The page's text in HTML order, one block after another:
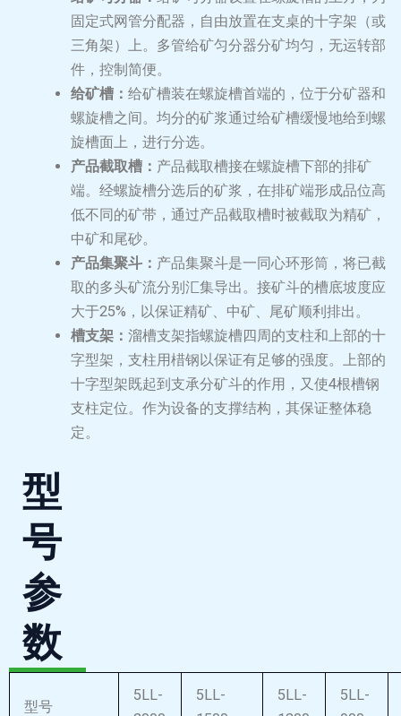
固定式网管分配器，自由放置在支桌的十字架（或
三角架）上。多管给矿匀分器分矿均匀，无运转部
件，控制简便。
给矿槽：给矿槽装在螺旋槽首端的，位于分矿器和
螺旋槽之间。均分的矿浆通过给矿槽缓慢地给到螺
旋槽面上，进行分选。
产品截取槽： 产品截取槽接在螺旋槽下部的排矿
端。经螺旋槽分选后的矿浆，在排矿端形成品位高
低不同的矿带，通过产品截取槽时被截取为精矿，
中矿和尾砂。
产品集聚斗： 产品集聚斗是一同心环形筒，将已截
取的多头矿流分别汇集导出。接矿斗的槽底坡度应
大于25%，以保证精矿、中矿、尾矿顺利排出。
槽支架：溜槽支架指螺旋槽四周的支柱和上部的十
字型架，支柱用棤钢以保证有足够的强度。上部的
十字型架既起到支承分矿斗的作用，又使4根槽钢
支柱定位。‌作为设备的支撑结构，其保证整体稳
定。
型
号
参
数
型号
5LL-
5LL-
5LL-
5LL-